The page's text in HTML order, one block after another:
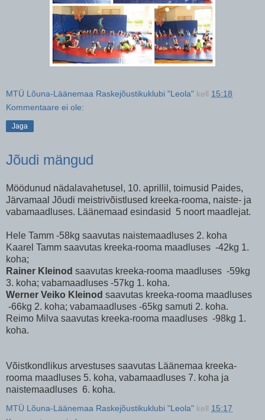
MTÜ Lõuna-Läänemaa Raskejõustikuklubi "Leola" kell 15:18
Kommentaare ei ole:
Jaga
Jõudi mängud
Möödunud nädalavahetusel, 10. aprillil, toimusid Paides,
Järvamaal Jõudi meistrivõistlused kreeka-rooma, naiste- ja
vabamaadluses. Läänemaad esindasid 5 noort maadlejat.
Hele Tamm -58kg saavutas naistemaadluses 2. koha
Kaarel Tamm saavutas kreeka-rooma maadluses -42kg 1.
koha;
Rainer Kleinod saavutas kreeka-rooma maadluses -59kg
3. koha; vabamaadluses -57kg 1. koha.
Werner Veiko Kleinod saavutas kreeka-rooma maadluses
-66kg 2. koha; vabamaadluses -65kg samuti 2. koha.
Reimo Milva saavutas kreeka-rooma maadluses -98kg 1.
koha.
Võistkondlikus arvestuses saavutas Läänemaa kreeka-
rooma maadluses 5. koha, vabamaadluses 7. koha ja
naistemaadluses 6. koha.
MTÜ Lõuna-Läänemaa Raskejõustikuklubi "Leola" kell 15:17